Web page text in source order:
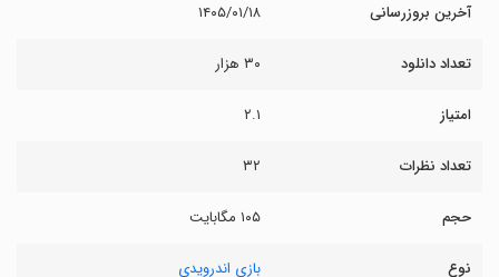
آخرین بروزرسانی ۱۴۰۵/۰۱/۱۸
تعداد دانلود ۳۰ هزار
امتیاز ۲.۱
تعداد نظرات ۳۲
حجم ۱۰۵ مگابایت
نوع بازی اندرویدی